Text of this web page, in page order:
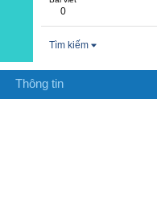
0
Tìm kiếm
Thông tin